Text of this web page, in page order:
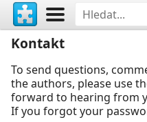
Kontakt
To send questions,
the authors, please use
forward to hearing from
If you forgot your